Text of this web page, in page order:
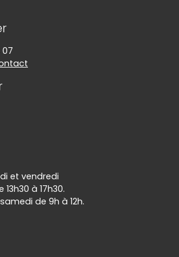
contact
07
et vendredi
à 17h30.
de 9h à 12h.